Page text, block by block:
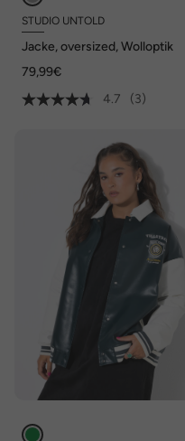
STUDIO UNTOLD
Jacke, oversized, Wolloptik
79,99€
4.7
(3)